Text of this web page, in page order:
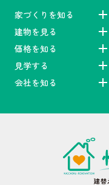
家づくりを知る
建物を見る
価格を知る
見学する
会社を知る